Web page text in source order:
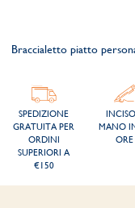
Braccialetto piatto
SPEDIZIONE
GRATUITA PER
ORDINI
SUPERIORI A
€150
MANO
ORE